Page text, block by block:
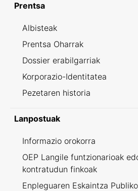
Prentsa
Albisteak
Prentsa Oharrak
Dossier erabilgarriak
Korporazio-Identitatea
Pezetaren historia
Lanpostuak
Informazio orokorra
OEP Langile funtzionarioak
kontratudun finkoak
Enpleguaren Eskaintza